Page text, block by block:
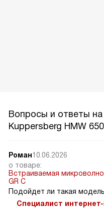
Вопросы и ответы
Kuppersberg HMW
Роман10.06.2026
о товаре:
Встраиваемая
GR C
Подойдет ли такая
Специалист